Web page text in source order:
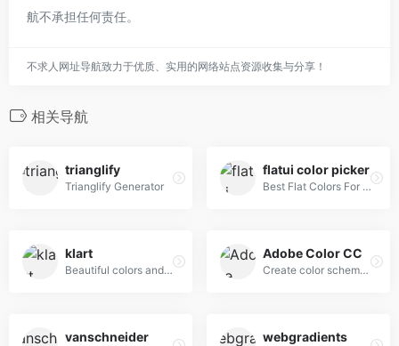
航不承担任何责任。
不求人网址导航致力于优质、实用的网络站点资源收集与分享！
相关导航
trianglify
Trianglify Generator
flatui color picker
Best Flat Colors For UI Design
klart
Beautiful colors and designs to your inbox every week
Adobe Color CC
Create color schemes with the color wheel or browse thousands of color combinations from the Color community.
vanschneider webgradients